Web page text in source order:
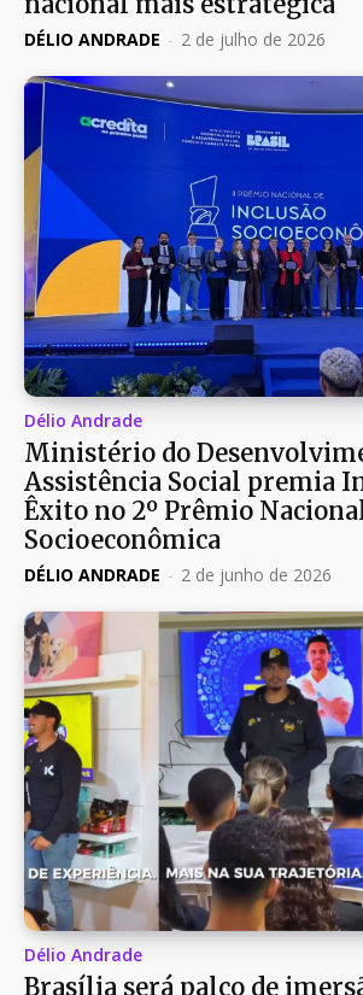
DÉLIO ANDRADE - 2 de julho de 2026
Délio Andrade
Ministério do
Assistência Social premia
Êxito no 2º Prêmio
Socioeconômica
DÉLIO ANDRADE - 2 de junho de 2026
Délio Andrade
Brasília será palco de